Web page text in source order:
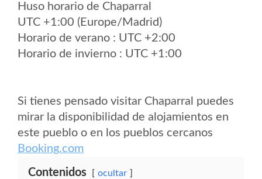
Huso horario de Chaparral
UTC +1:00 (Europe/Madrid)
Horario de verano : UTC +2:00
Horario de invierno : UTC +1:00
Si tienes pensado visitar Chaparral puedes
mirar la disponibilidad de alojamientos en
este pueblo o en los pueblos cercanos
Booking.com
Contenidos ocultar